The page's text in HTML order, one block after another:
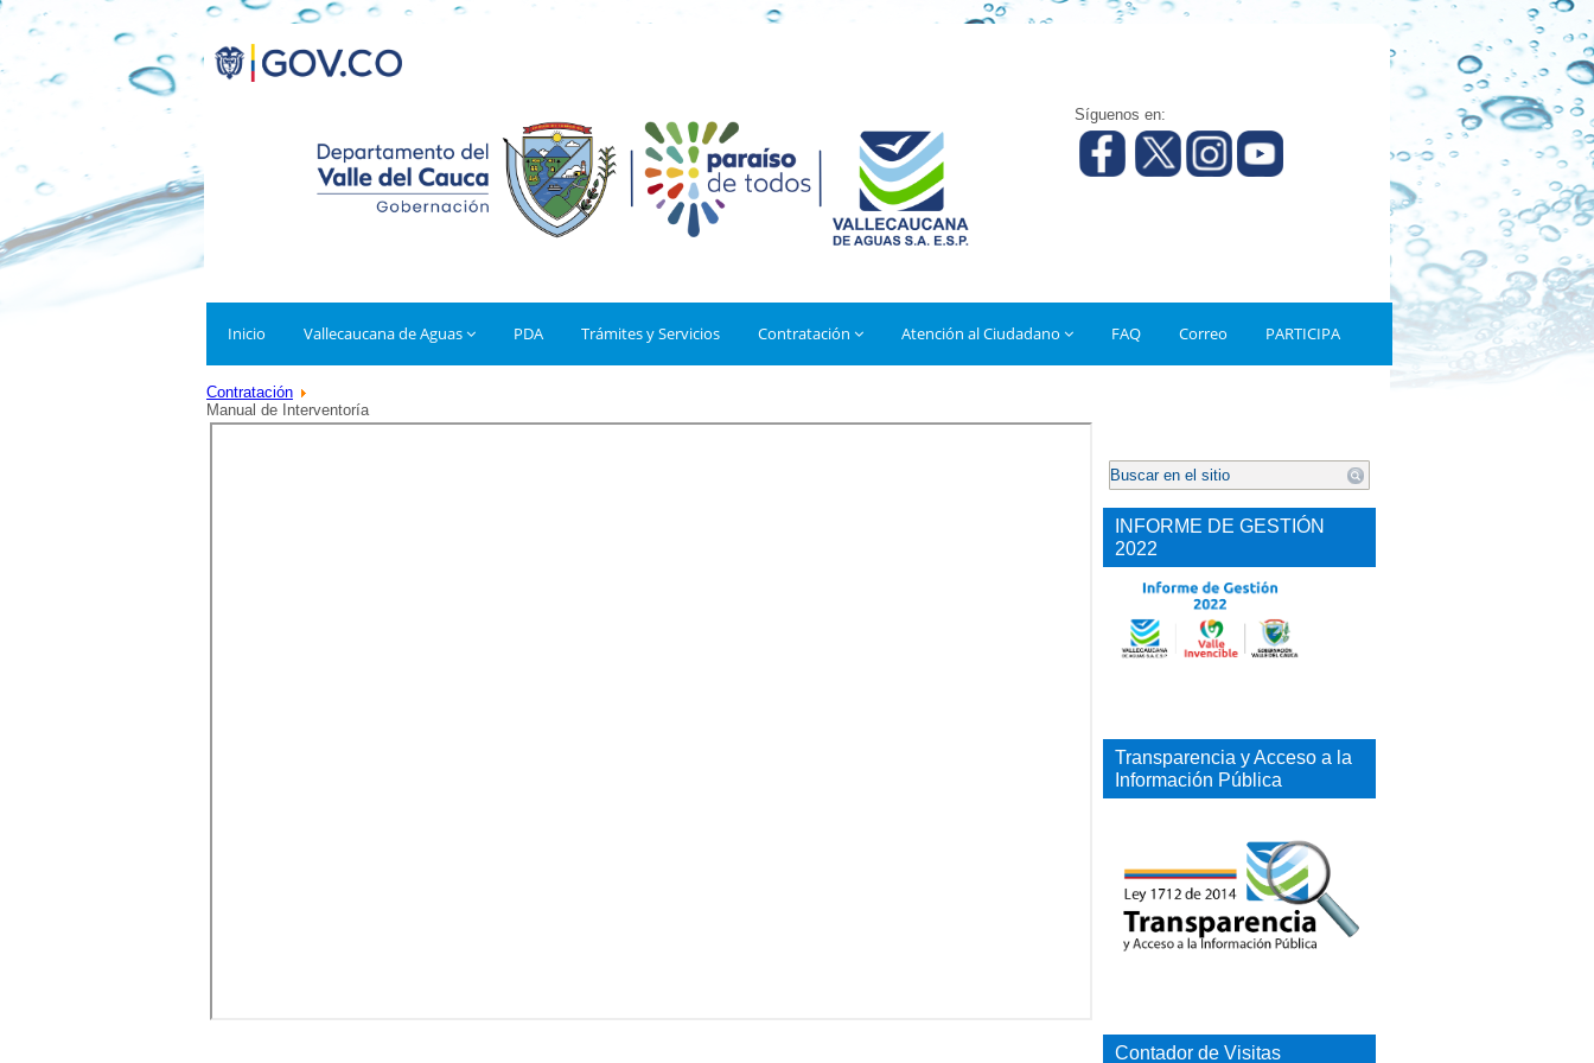
Síguenos en:
Inicio Vallecaucana de Aguas PDA Trámites y Servicios Contratación Atención al Ciudadano FAQ Correo PARTICIPA
Contratación
Manual de Interventoría
.
INFORME DE GESTIÓN
2022
Transparencia y Acceso a la
Información Pública
Contador de Visitas